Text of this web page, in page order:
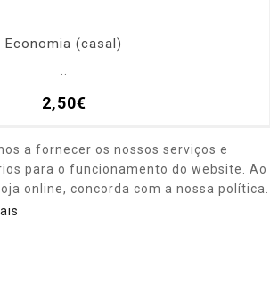
Economia (casal)
2,50€
a fornecer os nossos serviços e
para o funcionamento do website. Ao
online, concorda com a nossa política.